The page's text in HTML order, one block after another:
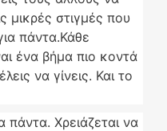
μικρές στιγμές που
πάντα.Κάθε
ένα βήμα πιο κοντά
να γίνεις. Και το
πάντα. Χρειάζεται να